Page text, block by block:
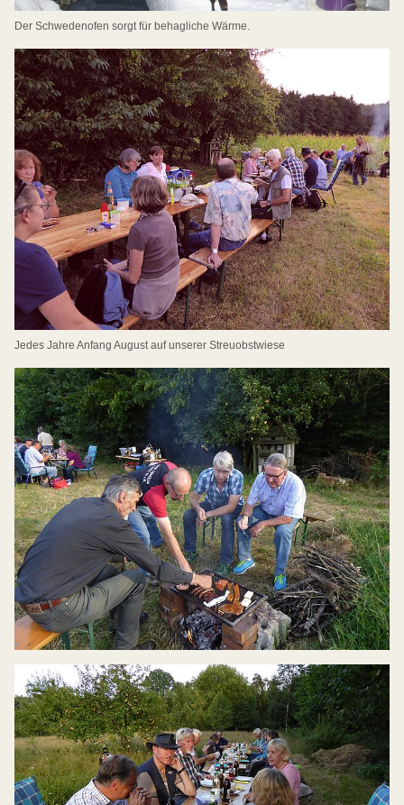
Der Schwedenofen sorgt für behagliche Wärme.
Jedes Jahre Anfang August auf unserer Streuobstwiese